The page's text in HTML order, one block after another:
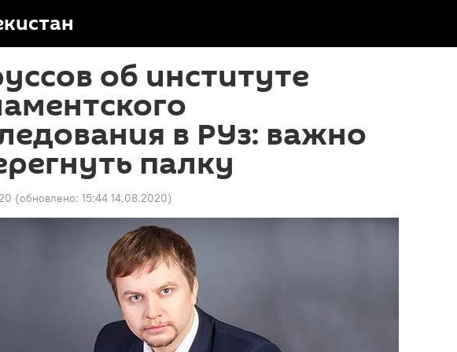
об институте
в РУз: важно
палку
(обновлено: 15:44 14.08.2020)